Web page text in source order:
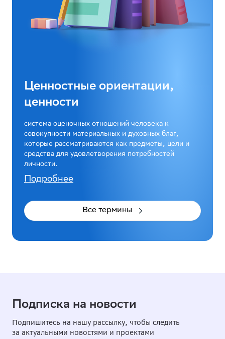
Ценностные ориентации,
ценности
система оценочных отношений человека к
совокупности материальных и духовных благ,
которые рассматриваются как предметы, цели и
средства для удовлетворения потребностей
личности.
Подробнее
Все термины
Подписка на новости
Подпишитесь на нашу рассылку, чтобы следить
за актуальными новостями и проектами